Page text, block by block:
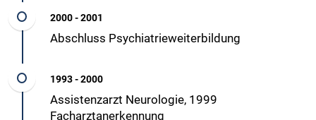
2000 - 2001
Abschluss Psychiatrieweiterbildung
1993 - 2000
Assistenzarzt Neurologie, 1999
Facharztanerkennung